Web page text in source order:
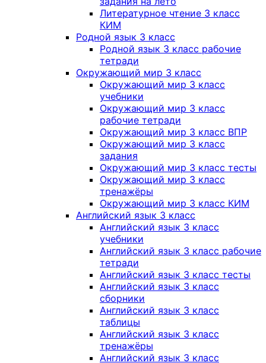
Литературное чтение 3 класс
КИМ
Родной язык 3 класс
Родной язык 3 класс рабочие
тетради
Окружающий мир 3 класс
Окружающий мир 3 класс
учебники
Окружающий мир 3 класс
рабочие тетради
Окружающий мир 3 класс ВПР
Окружающий мир 3 класс
задания
Окружающий мир 3 класс тесты
Окружающий мир 3 класс
тренажёры
Окружающий мир 3 класс КИМ
Английский язык 3 класс
Английский язык 3 класс
учебники
Английский язык 3 класс рабочие
тетради
Английский язык 3 класс тесты
Английский язык 3 класс
сборники
Английский язык 3 класс
таблицы
Английский язык 3 класс
тренажёры
Английский язык 3 класс